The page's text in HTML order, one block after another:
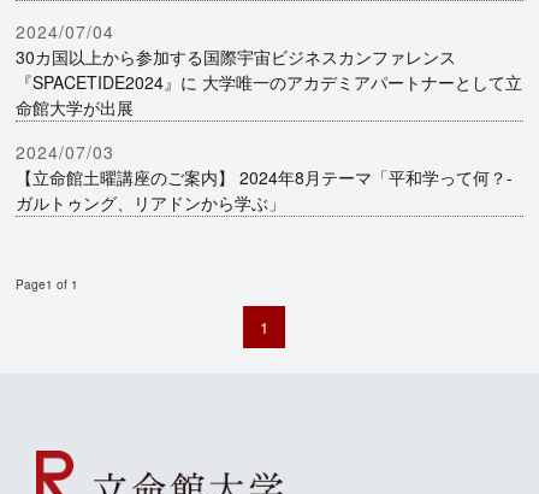
2024/07/04
30カ国以上から参加する国際宇宙ビジネスカンファレンス
『SPACETIDE2024』に 大学唯一のアカデミアパートナーとして立
命館大学が出展
2024/07/03
【立命館土曜講座のご案内】 2024年8月テーマ「平和学って何？-
ガルトゥング、リアドンから学ぶ」
Page1 of 1
1